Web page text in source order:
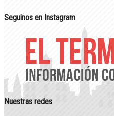
Seguinos en Instagram
Nuestras redes